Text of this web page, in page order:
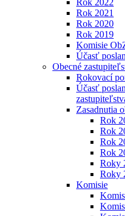
Rok 2022
Rok 2021
Rok 2020
Rok 2019
Komisie
Účasť
Obecné
Rokovací
Účasť
Zasadnutia
Rok
Rok
Rok
Rok
Roky
Roky
Komisie